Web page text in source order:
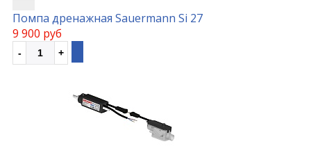
Помпа дренажная Sauermann Si 27
9 900 руб